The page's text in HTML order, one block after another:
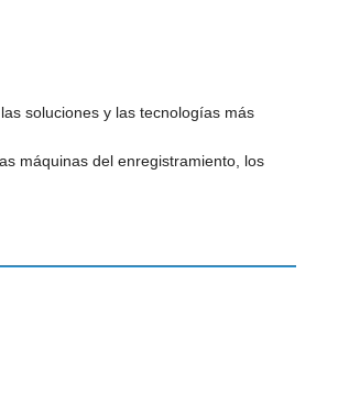
soluciones y las tecnologías más
máquinas del enregistramiento, los